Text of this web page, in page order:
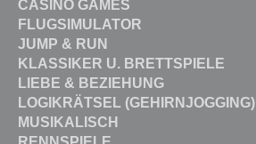
CASINO GAMES
FLUGSIMULATOR
JUMP & RUN
KLASSIKER U. BRETTSPIELE
LIEBE & BEZIEHUNG
LOGIKRÄTSEL (GEHIRNJOGGING)
MUSIKALISCH